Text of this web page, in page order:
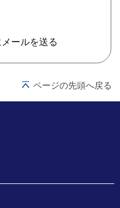
ールを送る
ページの先頭へ戻る